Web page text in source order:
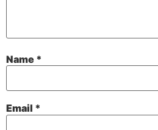
Name *
Email *